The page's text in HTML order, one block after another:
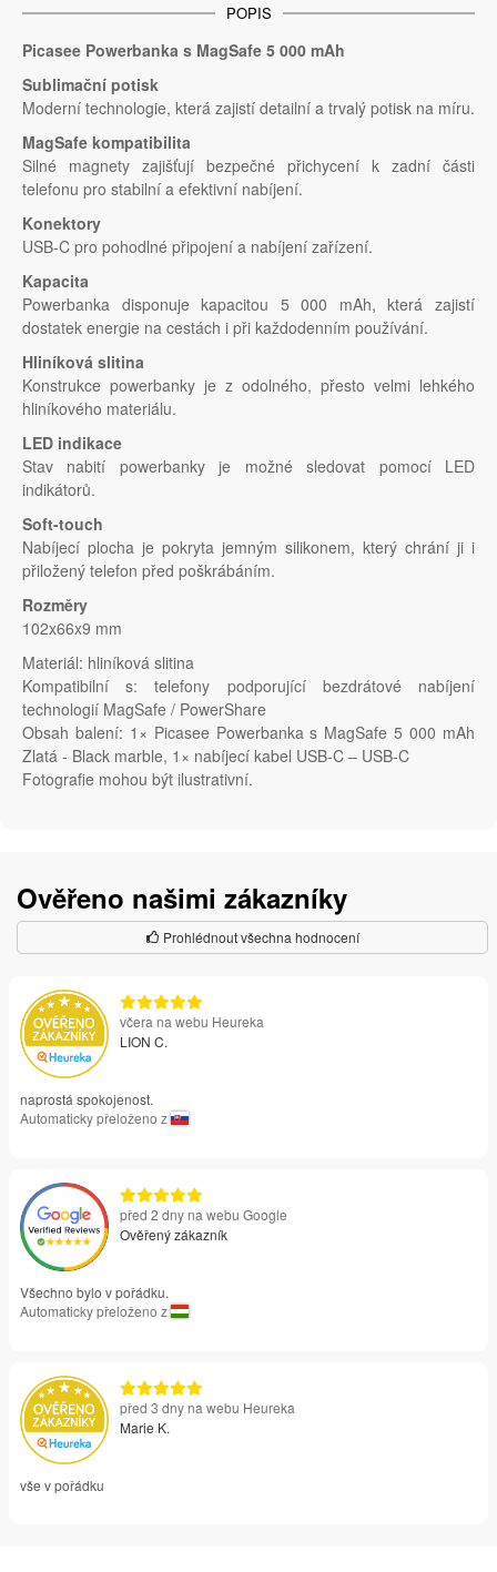
POPIS
Picasee Powerbanka s MagSafe 5 000 mAh
Sublimační potisk
Moderní technologie, která zajistí detailní a trvalý potisk na míru.
MagSafe kompatibilita
Silné magnety zajišťují bezpečné přichycení k zadní části
telefonu pro stabilní a efektivní nabíjení.
Konektory
USB-C pro pohodlné připojení a nabíjení zařízení.
Kapacita
Powerbanka disponuje kapacitou 5 000 mAh, která zajistí
dostatek energie na cestách i při každodenním používání.
Hliníková slitina
Konstrukce powerbanky je z odolného, přesto velmi lehkého
hliníkového materiálu.
LED indikace
Stav nabití powerbanky je možné sledovat pomocí LED
indikátorů.
Soft-touch
Nabíjecí plocha je pokryta jemným silikonem, který chrání ji i
přiložený telefon před poškrábáním.
Rozměry
102x66x9 mm
Materiál: hliníková slitina
Kompatibilní s: telefony podporující bezdrátové nabíjení
technologií MagSafe / PowerShare
Obsah balení: 1× Picasee Powerbanka s MagSafe 5 000 mAh
Zlatá - Black marble, 1× nabíjecí kabel USB-C – USB-C
Fotografie mohou být ilustrativní.
Ověřeno našimi zákazníky
Prohlédnout všechna hodnocení
včera na webu Heureka
LION C.
naprostá spokojenost.
Automaticky přeloženo z
před 2 dny na webu Google
Ověřený zákazník
Všechno bylo v pořádku.
Automaticky přeloženo z
před 3 dny na webu Heureka
Marie K.
vše v pořádku